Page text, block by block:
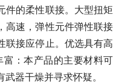
件的柔性联接。大型扭矩
高速，弹性元件弹性联接
联接应停止。优选具有高
：本产品的主要材料可
器干燥并寻求怀疑。